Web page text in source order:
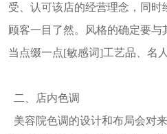
受、认可该店的经营理念，同
顾客一目了然。风格的确定要
当点缀一点[敏感词]工艺品、名
二
、店内色调
美容院色调的设计和布局会对